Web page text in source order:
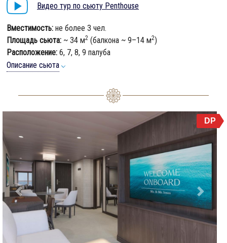
Видео тур по сьюту Penthouse
Вместимость: не более 3 чел.
Площадь сьюта: ~ 34 м2 (балкона ~ 9–14 м2)
Расположение: 6, 7, 8, 9 палуба
Описание сьюта
Previous Next
DP